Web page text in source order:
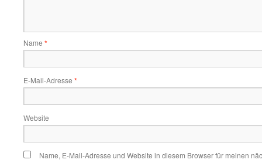
Name *
E-Mail-Adresse *
Website
Name, E-Mail-Adresse und Website in diesem Browser für meinen